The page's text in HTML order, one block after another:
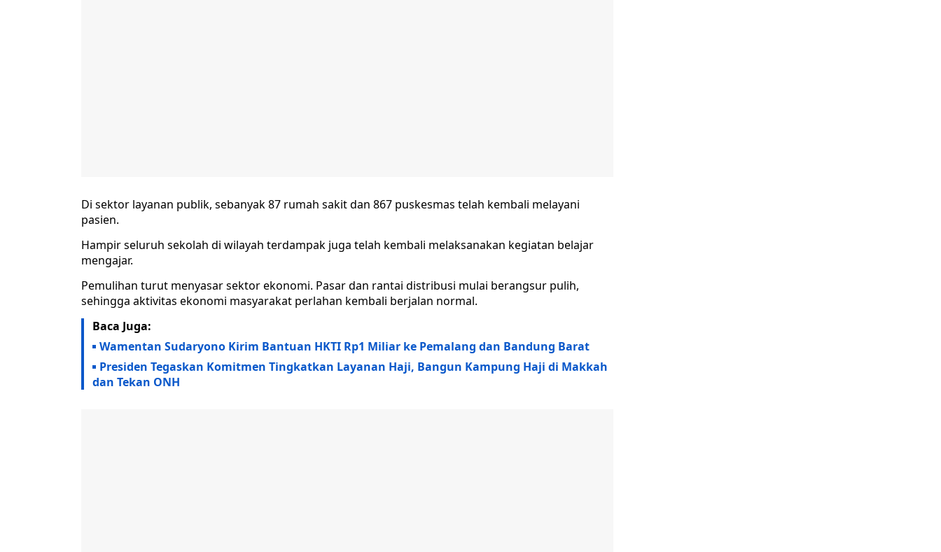
Di sektor layanan publik, sebanyak 87 rumah sakit dan 867 puskesmas telah kembali melayani
pasien.
Hampir seluruh sekolah di wilayah terdampak juga telah kembali melaksanakan kegiatan belajar
mengajar.
Pemulihan turut menyasar sektor ekonomi. Pasar dan rantai distribusi mulai berangsur pulih,
sehingga aktivitas ekonomi masyarakat perlahan kembali berjalan normal.
Baca Juga:
Wamentan Sudaryono Kirim Bantuan HKTI Rp1 Miliar ke Pemalang dan Bandung Barat
Presiden Tegaskan Komitmen Tingkatkan Layanan Haji, Bangun Kampung Haji di Makkah
dan Tekan ONH